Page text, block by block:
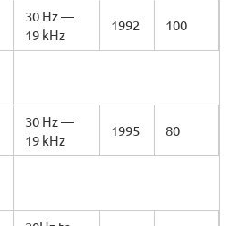
30 Hz —
19 kHz
1992 100
30 Hz —
19 kHz
1995 80